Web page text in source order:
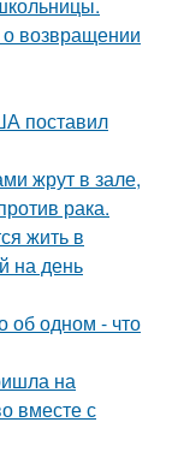
возвращении
поставил
жрут в зале,
рака.
жить в
на день
об одном - что
на
вместе с